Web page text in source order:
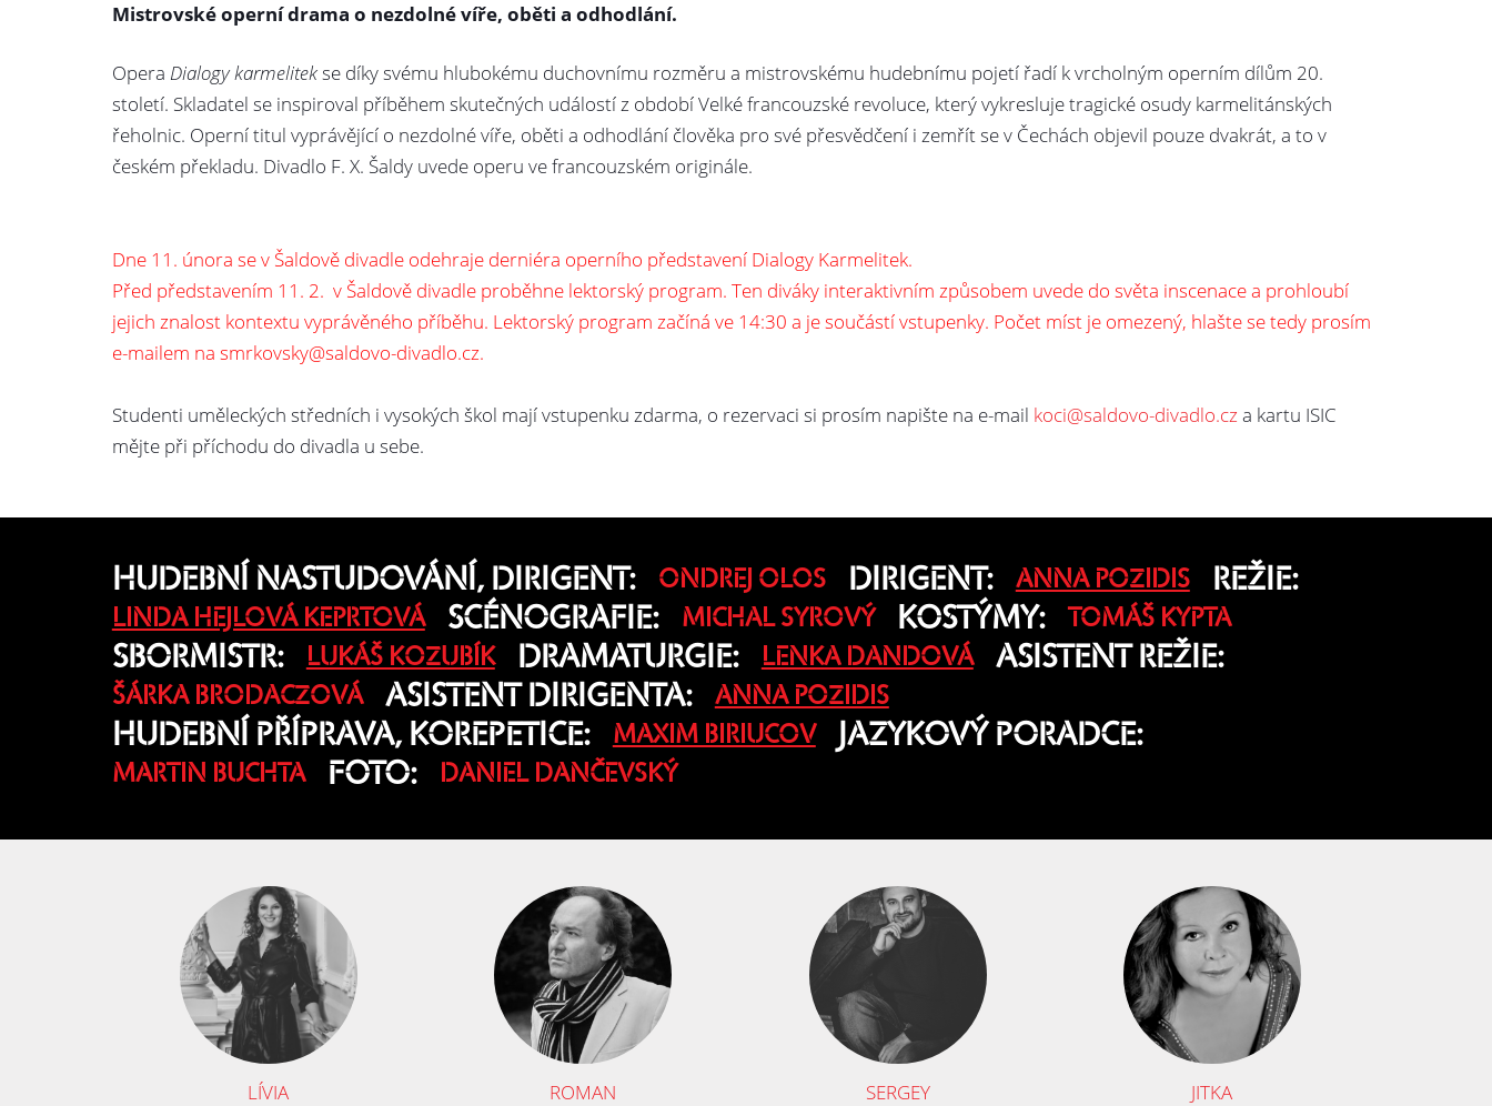
Mistrovské operní drama o nezdolné víře, oběti a odhodlání.
Opera Dialogy karmelitekse díky svému hlubokému duchovnímu rozměru a mistrovskému hudebnímu pojetí řadí k vrcholným operním dílům 20.
století. Skladatel se inspiroval příběhem skutečných událostí z období Velké francouzské revoluce, který vykresluje tragické osudy karmelitánských
řeholnic. Operní titul vyprávějící o nezdolné víře, oběti a odhodlání člověka pro své přesvědčení i zemřít se v Čechách objevil pouze dvakrát, a to v
českém překladu. Divadlo F. X. Šaldy uvede operu ve francouzském originále.
Dne 11. února se v Šaldově divadle odehraje derniéra operního představení Dialogy Karmelitek.
Před představením 11. 2. v Šaldově divadle proběhne lektorský program. Ten diváky interaktivním způsobem uvede do světa inscenace a prohloubí
jejich znalost kontextu vyprávěného příběhu. Lektorský program začíná ve 14:30 a je součástí vstupenky. Počet míst je omezený, hlašte se tedy prosím
e-mailem na smrkovsky@saldovo-divadlo.cz.
Studenti uměleckých středních i vysokých škol mají vstupenku zdarma, o rezervaci si prosím napište na e-mail koci@saldovo-divadlo.cz a kartu ISIC
mějte při příchodu do divadla u sebe.
HUDEBNÍ NASTUDOVÁNÍ, DIRIGENT: ONDREJ OLOS DIRIGENT: ANNA POZIDIS REŽIE:
LINDA HEJLOVÁ KEPRTOVÁ SCÉNOGRAFIE: MICHAL SYROVÝ KOSTÝMY: TOMÁŠ KYPTA
SBORMISTR: LUKÁŠ KOZUBÍK DRAMATURGIE: LENKA DANDOVÁ ASISTENT REŽIE:
ŠÁRKA BRODACZOVÁ ASISTENT DIRIGENTA: ANNA POZIDIS
HUDEBNÍ PŘÍPRAVA, KOREPETICE: MAXIM BIRIUCOV JAZYKOVÝ PORADCE:
MARTIN BUCHTA FOTO: DANIEL DANČEVSKÝ
LÍVIA
ROMAN
SERGEY
JITKA